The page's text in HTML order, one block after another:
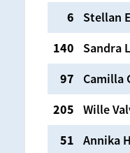
6 Stellan
140 Sandra
97 Camilla
205 Wille
51 Annika